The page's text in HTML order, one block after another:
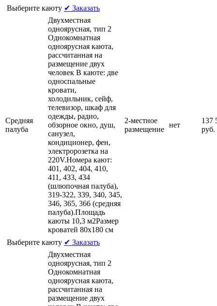
Выберите каюту ✔ Заказать
Средняя
палуба
Двухместная
одноярусная, тип 2
Однокомнатная
одноярусная каюта,
рассчитанная на
размещение двух
человек В каюте: две
односпальные
кровати,
холодильник, сейф,
телевизор, шкаф для
одежды, радио,
обзорное окно, душ,
санузел,
кондиционер, фен,
электророзетка на
220V.Номера кают:
401, 402, 404, 410,
411, 433, 434
(шлюпочная палуба),
319-322, 339, 340, 345,
346, 365, 366 (средняя
палуба).Площадь
каюты 10,3 м2Размер
кроватей 80х180 см
2-местное
размещение
нет
137
руб.
Выберите каюту ✔ Заказать
Двухместная
одноярусная, тип 2
Однокомнатная
одноярусная каюта,
рассчитанная на
размещение двух